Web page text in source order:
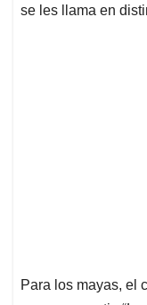
se les llama en
Para los mayas, el